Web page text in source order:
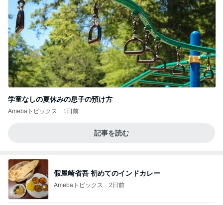
学童なしの夏休みの息子の預け方
Amebaトピックス 1日前
記事を読む
假屋崎省吾 初めてのインドカレー
Amebaトピックス 2日前